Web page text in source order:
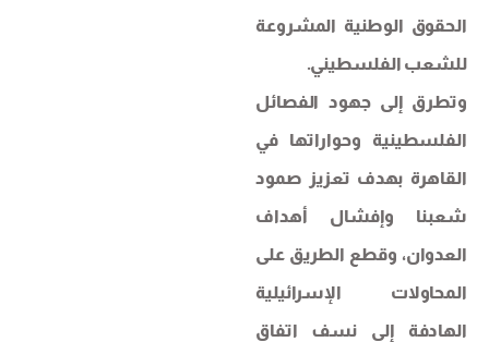
الحقوق الوطنية المشروعة
للشعب الفلسطيني.
وتطرق إلى جهود الفصائل
الفلسطينية وحواراتها في
القاهرة بهدف تعزيز صمود
شعبنا وإفشال أهداف
العدوان، وقطع الطريق على
المحاولات الإسرائيلية
الهادفة إلى نسف اتفاق